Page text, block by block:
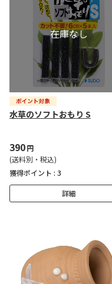
水草のソフトおもり S
390円
(送料別・税込)
獲得ポイント : 3
詳細